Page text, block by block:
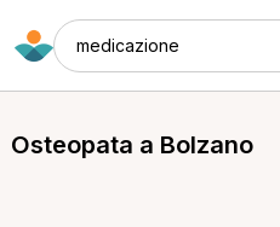
medicazione
Osteopata a Bolzano